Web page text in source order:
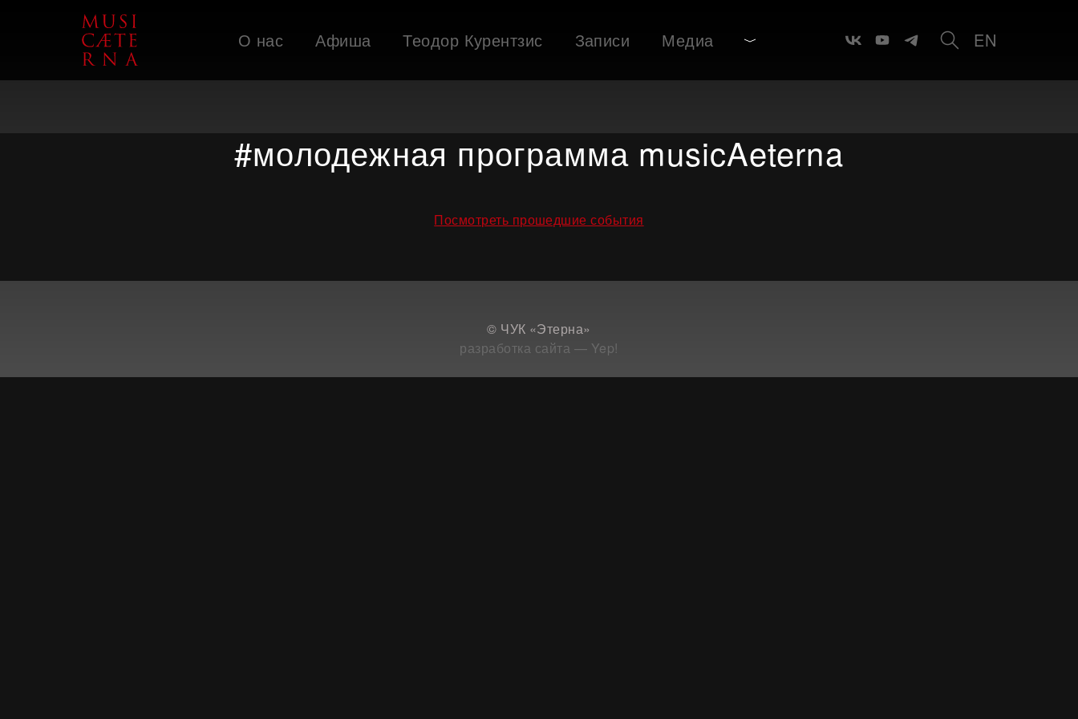
О нас Афиша Теодор Курентзис Записи
Медиа
EN
#молодежная программа musicAeterna
Посмотреть прошедшие события
© ЧУК «Этерна»
разработка сайта — Yep!